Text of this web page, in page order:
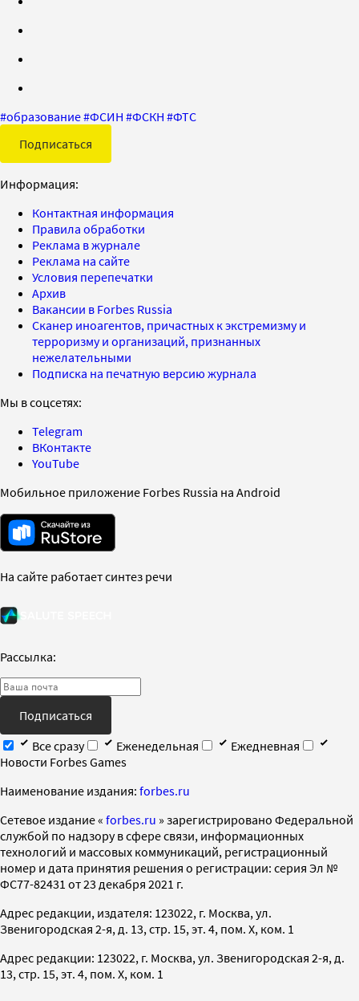
#образование#ФСИН #ФСКН #ФТС
Подписаться
Информация:
Контактная информация
Правила обработки
Реклама в журнале
Реклама на сайте
Условия перепечатки
Архив
Вакансии в Forbes Russia
Сканер иноагентов, причастных к экстремизму и
терроризму и организаций, признанных
нежелательными
Подписка на печатную версию журнала
Мы в соцсетях:
Telegram
ВКонтакте
YouTube
Мобильное приложение Forbes Russia на Android
На сайте работает синтез речи
Рассылка:
Подписаться
Все сразу
Еженедельная
Ежедневная
Новости Forbes Games
Наименование издания: forbes.ru
Cетевое издание « forbes.ru » зарегистрировано Федеральной
службой по надзору в сфере связи, информационных
технологий и массовых коммуникаций, регистрационный
номер и дата принятия решения о регистрации: серия Эл №
ФС77-82431 от 23 декабря 2021 г.
Адрес редакции, издателя: 123022, г. Москва, ул.
Звенигородская 2-я, д. 13, стр. 15, эт. 4, пом. X, ком. 1
Адрес редакции: 123022, г. Москва, ул. Звенигородская 2-я, д.
13, стр. 15, эт. 4, пом. X, ком. 1